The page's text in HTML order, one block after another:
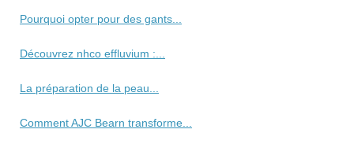
Pourquoi opter pour des gants...
Découvrez nhco effluvium :...
La préparation de la peau...
Comment AJC Bearn transforme...